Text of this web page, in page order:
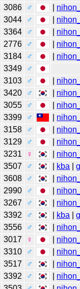
3086 ♂
3044 ♂
3364 ♂
2776 ♂
3184 ♂
3349
♂
3103 ♂
3420 ♂
3055 ♂
3399 ♂
3158 ♂
3129 ♂
3231 ♀
3507 ♂ kba |
3608 ♂
2990 ♂
3267 ♂
3392 ♂ kba |
3556 ♂
3017 ♀
3310 ♂
3517 ♂
3392 ♂